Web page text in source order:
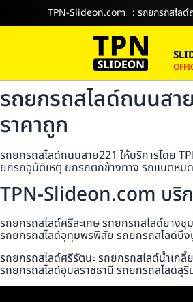
TPN-Slideon.com : รถยกรถสไลด์
รถยกรถสไลด์ถนนสา
ราคาถูก
รถยกรถสไลด์ถนนสาย221 ให้บริการโดย
ยกรถอุบัติเหตุ ยกรถตกข้างทาง รถแบตหม
TPN-Slideon.com บริ
รถยกรถสไลด์ศรีสะเกษ รถยกรถสไลด์ยาง
รถยกรถสไลด์อุทุมพรพิสัย รถยกรถสไลด์บึ
รถยกรถสไลด์ศรีรัตนะ รถยกรถสไลด์น้ำเก
รถยกรถสไลด์อุบลราชธานี รถยกรถสไลด์สุริ